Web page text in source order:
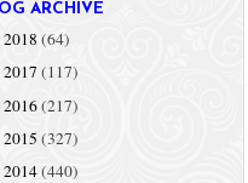
ARCHIVE
2018 (64)
2017 (117)
2016(217)
2015 (327)
2014(440)